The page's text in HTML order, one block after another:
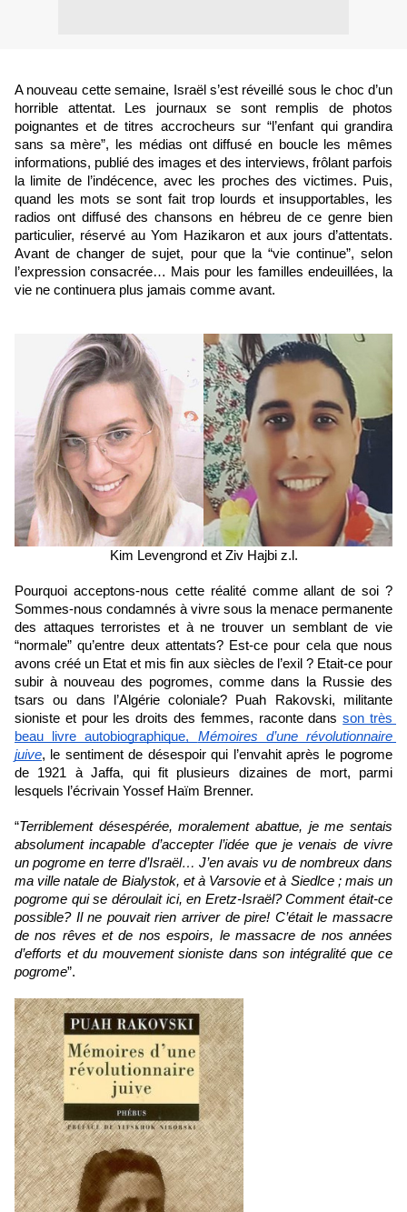
A nouveau cette semaine, Israël s’est réveillé sous le choc d’un
horrible attentat. Les journaux se sont remplis de photos
poignantes et de titres accrocheurs sur “l’enfant qui grandira
sans sa mère”, les médias ont diffusé en boucle les mêmes
informations, publié des images et des interviews, frôlant parfois
la limite de l’indécence, avec les proches des victimes. Puis,
quand les mots se sont fait trop lourds et insupportables, les
radios ont diffusé des chansons en hébreu de ce genre bien
particulier, réservé au Yom Hazikaron et aux jours d’attentats.
Avant de changer de sujet, pour que la “vie continue”, selon
l’expression consacrée… Mais pour les familles endeuillées, la
vie ne continuera plus jamais comme avant.
Kim Levengrond et Ziv Hajbi z.l.
Pourquoi acceptons-nous cette réalité comme allant de soi ?
Sommes-nous condamnés à vivre sous la menace permanente
des attaques terroristes et à ne trouver un semblant de vie
“normale” qu’entre deux attentats? Est-ce pour cela que nous
avons créé un Etat et mis fin aux siècles de l’exil ? Etait-ce pour
subir à nouveau des pogromes, comme dans la Russie des
tsars ou dans l’Algérie coloniale? Puah Rakovski, militante
sioniste et pour les droits des femmes, raconte dans son très
beau livre autobiographique, Mémoires d’une révolutionnaire
juive, le sentiment de désespoir qui l’envahit après le pogrome
de 1921 à Jaffa, qui fit plusieurs dizaines de mort, parmi
lesquels l’écrivain Yossef Haïm Brenner.
“Terriblement désespérée, moralement abattue, je me sentais
absolument incapable d’accepter l’idée que je venais de vivre
un pogrome en terre d’Israël… J’en avais vu de nombreux dans
ma ville natale de Bialystok, et à Varsovie et à Siedlce ; mais un
pogrome qui se déroulait ici, en Eretz-Israël? Comment était-ce
possible? Il ne pouvait rien arriver de pire! C’était le massacre
de nos rêves et de nos espoirs, le massacre de nos années
d’efforts et du mouvement sioniste dans son intégralité que ce
pogrome”.